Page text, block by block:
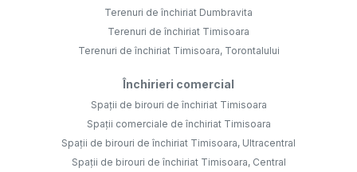
Terenuri de închiriat Dumbravita
Terenuri de închiriat Timisoara
Terenuri de închiriat Timisoara, Torontalului
Închirieri comercial
Spații de birouri de închiriat Timisoara
Spații comerciale de închiriat Timisoara
Spații de birouri de închiriat Timisoara, Ultracentral
Spații de birouri de închiriat Timisoara, Central